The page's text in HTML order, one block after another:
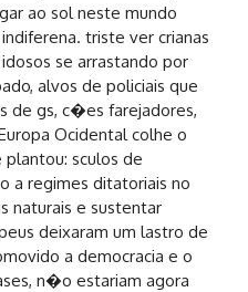
ao sol neste mundo
triste ver crianas
se arrastando por
alvos de policiais que
de gs, c�es farejadores,
Ocidental colhe o
sculos de
a regimes ditatoriais no
naturais e sustentar
deixaram um lastro de
a democracia e o
n�o estariam agora